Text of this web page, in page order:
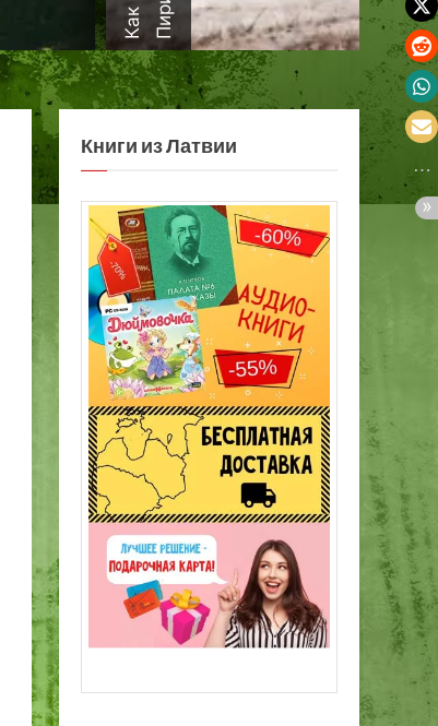
Книги из Латвии